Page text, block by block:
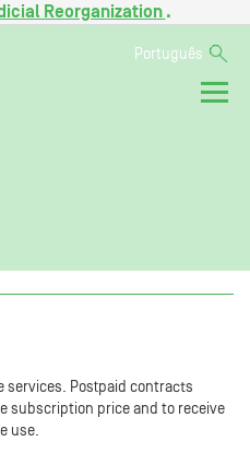
Reorganization .
Português
services. Postpaid contracts
subscription price and to receive
use.